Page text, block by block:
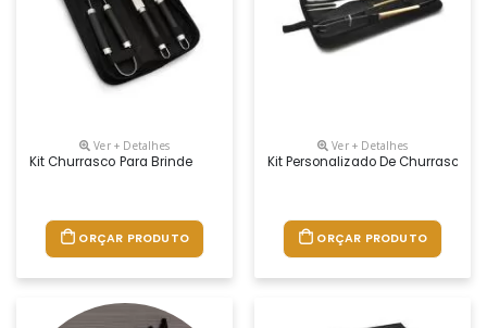
Ver + Detalhes
Kit Churrasco Para Brinde
ORÇAR PRODUTO
Ver + Detalhes
Kit Personalizado De Churrasco
ORÇAR PRODUTO